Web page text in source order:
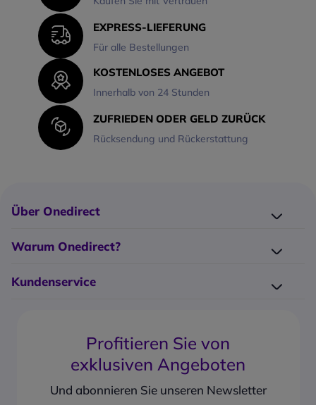
EXPRESS-LIEFERUNG
Für alle Bestellungen
KOSTENLOSES ANGEBOT
Innerhalb von 24 Stunden
ZUFRIEDEN ODER GELD ZURÜCK
Rücksendung und Rückerstattung
Über Onedirect
Unsere Hersteller
Warum Onedirect?
Geschäftskonto erstellen
Corporate social responsability
Kundenservice
PayPal Ratenzahlung
Produkt vorbestellen
Rücksendungsformular
Profitieren Sie von
exklusiven Angeboten
Und abonnieren Sie unseren Newsletter